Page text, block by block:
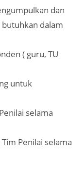
dan
dalam
( guru, TU
untuk
selama
Penilai selama